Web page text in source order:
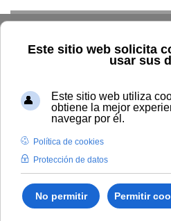
Home Másteres universitarios
Agricultura y Ganadería Ecológicas
Curso 2026-2027 |
15 de septiembre de 2026.